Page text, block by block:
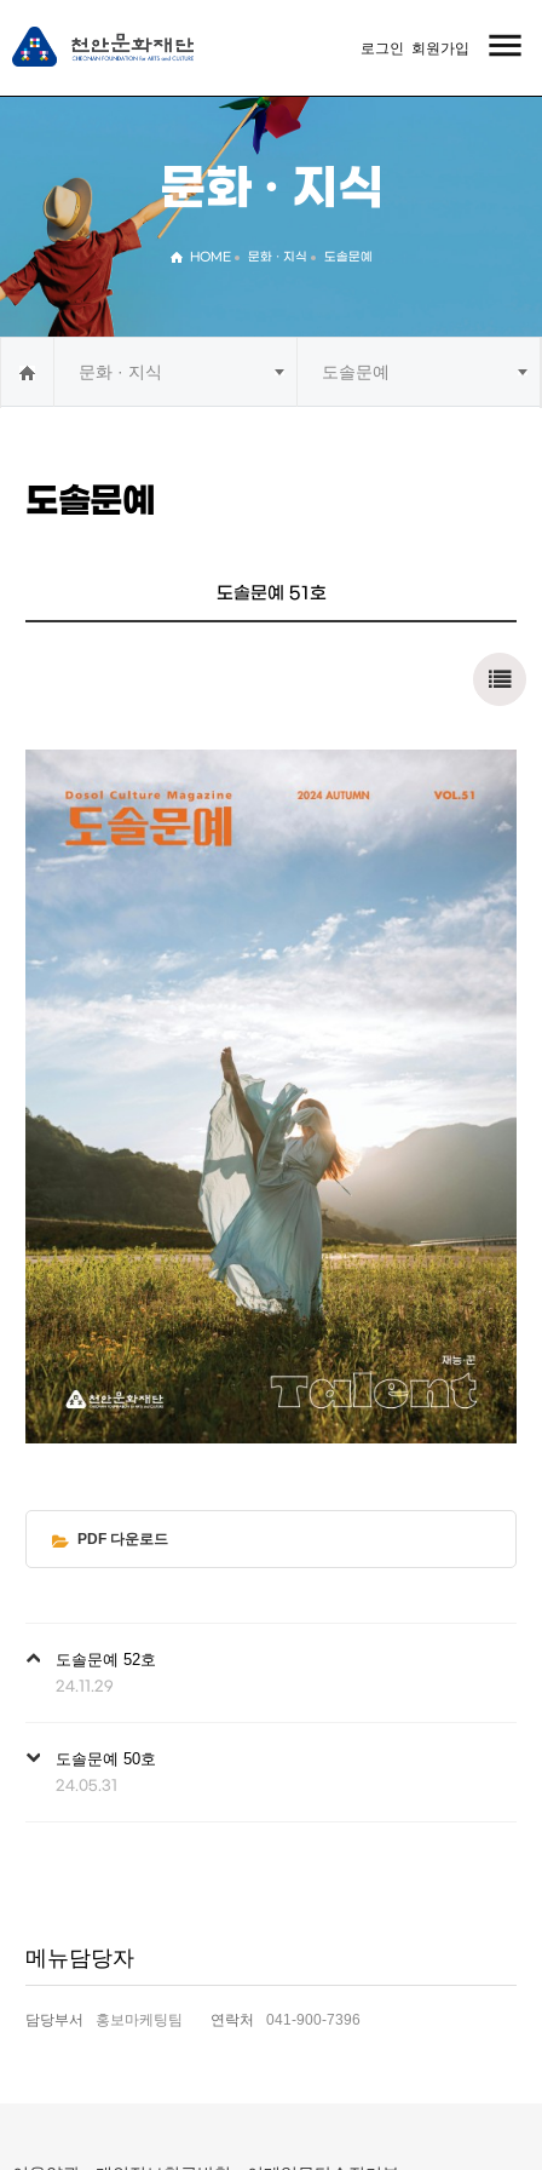
menu
로그인 회원가입
문화 · 지식
HOME 문화 · 지식 도솔문예
문화 · 지식 도솔문예
도솔문예
도솔문예 51호
PDF 다운로드
이
전
도솔문예 52호
24.11.29
다
음
도솔문예 50호
24.05.31
메뉴담당자
담당부서 홍보마케팅팀 연락처 041-900-7396